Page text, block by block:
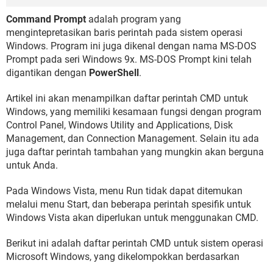
Front Office dan Back Office
Jenis-jenis Network atau Jaringan
Command Prompt adalah program yang
mengintepretasikan baris perintah pada sistem operasi
Windows. Program ini juga dikenal dengan nama MS-DOS
Prompt pada seri Windows 9x. MS-DOS Prompt kini telah
digantikan dengan PowerShell.
Artikel ini akan menampilkan daftar perintah CMD untuk
Windows, yang memiliki kesamaan fungsi dengan program
Control Panel, Windows Utility and Applications, Disk
Management, dan Connection Management. Selain itu ada
juga daftar perintah tambahan yang mungkin akan berguna
untuk Anda.
Pada Windows Vista, menu Run tidak dapat ditemukan
melalui menu Start, dan beberapa perintah spesifik untuk
Windows Vista akan diperlukan untuk menggunakan CMD.
Berikut ini adalah daftar perintah CMD untuk sistem operasi
Microsoft Windows, yang dikelompokkan berdasarkan